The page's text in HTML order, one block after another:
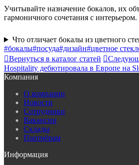
Учитывайте назначение бокалов, их
гармоничного сочетания с интерьером.
Что отличает бокалы из цветного
#бокалы#посуда#дизайн#цветное
Вернуться в каталог статей 
Hospitality дебютировала в Европе на
Компания
О компании
Новости
Сотрудники
Вакансии
Склады
Партнёрам
Информация